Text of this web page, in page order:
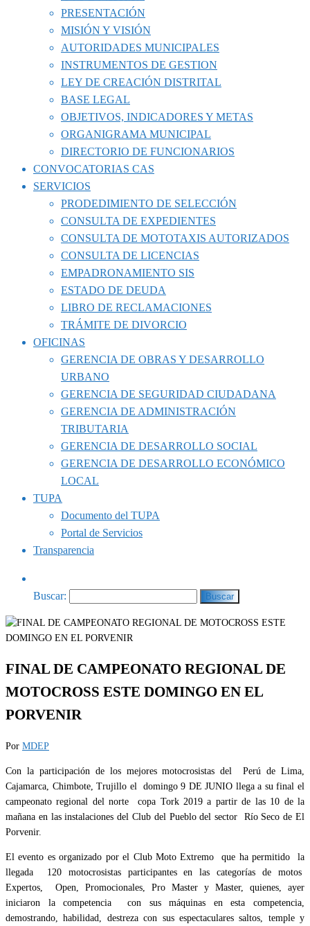
PRESENTACIÓN
MISIÓN Y VISIÓN
AUTORIDADES MUNICIPALES
INSTRUMENTOS DE GESTION
LEY DE CREACIÓN DISTRITAL
BASE LEGAL
OBJETIVOS, INDICADORES Y METAS
ORGANIGRAMA MUNICIPAL
DIRECTORIO DE FUNCIONARIOS
CONVOCATORIAS CAS
SERVICIOS
PRODEDIMIENTO DE SELECCIÓN
CONSULTA DE EXPEDIENTES
CONSULTA DE MOTOTAXIS AUTORIZADOS
CONSULTA DE LICENCIAS
EMPADRONAMIENTO SIS
ESTADO DE DEUDA
LIBRO DE RECLAMACIONES
TRÁMITE DE DIVORCIO
OFICINAS
GERENCIA DE OBRAS Y DESARROLLO
URBANO
GERENCIA DE SEGURIDAD CIUDADANA
GERENCIA DE ADMINISTRACIÓN
TRIBUTARIA
GERENCIA DE DESARROLLO SOCIAL
GERENCIA DE DESARROLLO ECONÓMICO
LOCAL
TUPA
Documento del TUPA
Portal de Servicios
Transparencia
Buscar:
FINAL DE CAMPEONATO REGIONAL DE
MOTOCROSS ESTE DOMINGO EN EL
PORVENIR
Por MDEP
Con la participación de los mejores motocrosistas del Perú de Lima,
Cajamarca, Chimbote, Trujillo el domingo 9 DE JUNIO llega a su final el
campeonato regional del norte copa Tork 2019 a partir de las 10 de la
mañana en las instalaciones del Club del Pueblo del sector Río Seco de El
Porvenir.
El evento es organizado por el Club Moto Extremo que ha permitido la
llegada 120 motocrosistas participantes en las categorías de motos
Expertos, Open, Promocionales, Pro Master y Master, quienes, ayer
iniciaron la competencia con sus máquinas en esta competencia,
demostrando, habilidad, destreza con sus espectaculares saltos, temple y